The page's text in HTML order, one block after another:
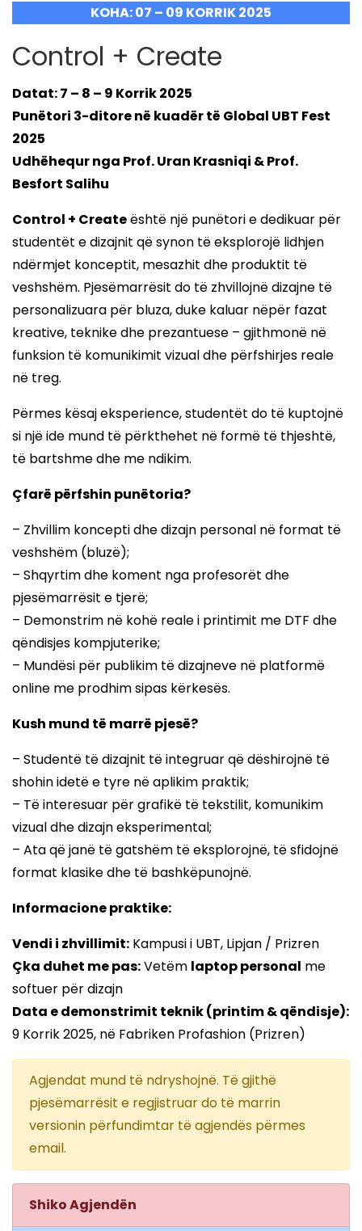
Shiko Agjendën
KOHA: 07 – 09 KORRIK 2025
Control + Create
Datat: 7 – 8 – 9 Korrik 2025
Punëtori 3-ditore në kuadër të Global UBT Fest
2025
Udhëhequr nga Prof. Uran Krasniqi & Prof.
Besfort Salihu
Control + Createështë një punëtori e dedikuar për
studentët e dizajnit që synon të eksplorojë lidhjen
ndërmjet konceptit, mesazhit dhe produktit të
veshshëm. Pjesëmarrësit do të zhvillojnë dizajne të
personalizuara për bluza, duke kaluar nëpër fazat
kreative, teknike dhe prezantuese – gjithmonë në
funksion të komunikimit vizual dhe përfshirjes reale
në treg.
Përmes kësaj eksperience, studentët do të kuptojnë
si një ide mund të përkthehet në formë të thjeshtë,
të bartshme dhe me ndikim.
Çfarë përfshin punëtoria?
– Zhvillim koncepti dhe dizajn personal në format të
veshshëm (bluzë);
– Shqyrtim dhe koment nga profesorët dhe
pjesëmarrësit e tjerë;
– Demonstrim në kohë reale i printimit me DTF dhe
qëndisjes kompjuterike;
– Mundësi për publikim të dizajneve në platformë
online me prodhim sipas kërkesës.
Kush mund të marrë pjesë?
– Studentë të dizajnit të integruar që dëshirojnë të
shohin idetë e tyre në aplikim praktik;
– Të interesuar për grafikë të tekstilit, komunikim
vizual dhe dizajn eksperimental;
– Ata që janë të gatshëm të eksplorojnë, të sfidojnë
format klasike dhe të bashkëpunojnë.
Informacione praktike:
Vendi i zhvillimit: Kampusi i UBT, Lipjan / Prizren
Çka duhet me pas:Vetëm laptop personal me
softuer për dizajn
Data e demonstrimit teknik (printim & qëndisje):
9 Korrik 2025, në Fabriken Profashion (Prizren)
Agjendat mund të ndryshojnë. Të gjithë
pjesëmarrësit e regjistruar do të marrin
versionin përfundimtar të agjendës përmes
email.